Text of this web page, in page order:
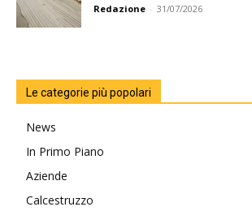
Redazione - 31/07/2026
Le categorie più popolari
News
In Primo Piano
Aziende
Calcestruzzo